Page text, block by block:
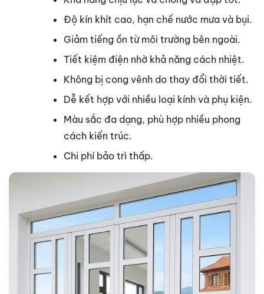
Độ kín khít cao, hạn chế nước mưa và bụi.
Giảm tiếng ồn từ môi trường bên ngoài.
Tiết kiệm điện nhờ khả năng cách nhiệt.
Không bị cong vênh do thay đổi thời tiết.
Dễ kết hợp với nhiều loại kính và phụ kiện.
Màu sắc đa dạng, phù hợp nhiều phong
cách kiến trúc.
Chi phí bảo trì thấp.